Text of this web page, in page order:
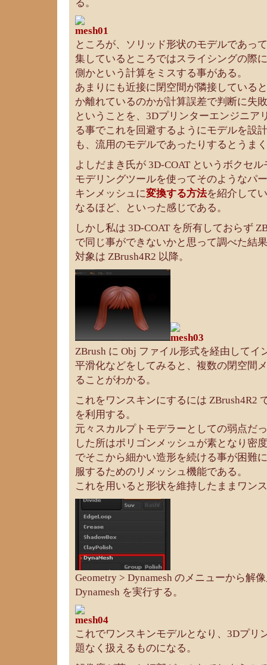
る。
ところが、ソリッド形状のモデルであっ
集しているところではスライシングの際
側かという計算をミスする事がある。
あまりにも近接に閉空間が隣接している
か離れているのかが計算誤差で判断に失
ということを、3Dプリンターエンジニア
る事でこれを回避するようにモデルを設
も、流用のモデルであったりするとうま
よしだまき氏が 3D-COAT というボクセ
モデリングツールを使ってそのようなパ
キンメッシュに変換する方法を紹介して
なるほど、といった感じである。
しかし私は 3D-COAT を所有しておらず
で同じ事ができないかと思って調べた結
対象は ZBrush4R2 以降。
ZBrush に Obj ファイル形式を経由してイ
平滑化などをしてみると、複数の閉空間
ることがわかる。
これをワンスキンにするには ZBrush4R2
を利用する。
元々スカルプトモデラーとしての弱点だ
した所はポリゴンメッシュが素となり密
でそこから細かい造形を続ける事が困難
服するためのリメッシュ機能である。
これを用いると形状を維持したままワン
Geometry > Dynamesh のメニューから解
Dynamesh を実行する。
これでワンスキンモデルとなり、3Dプリ
題なく扱えるものになる。